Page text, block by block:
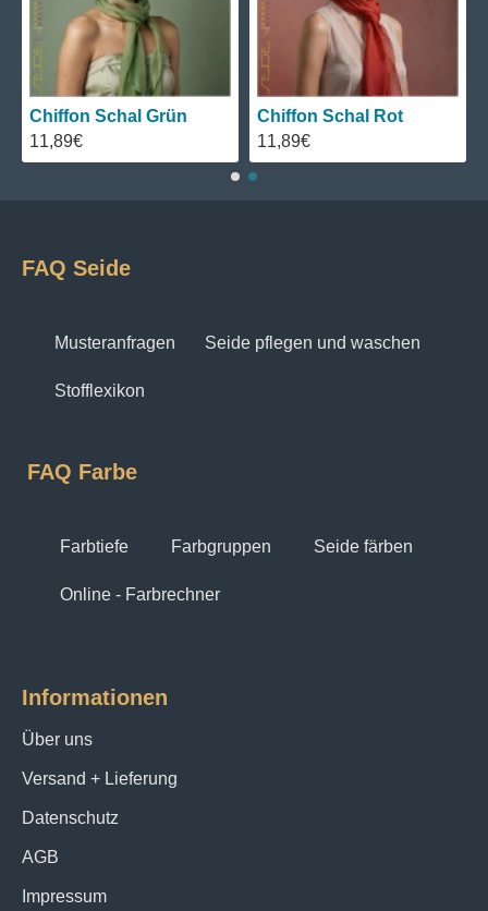
Chiffon Schal Grün
11,89€
Chiffon Schal Rot
11,89€
FAQ Seide
Musteranfragen Seide pflegen und waschen
Stofflexikon
FAQ Farbe
Farbtiefe Farbgruppen Seide färben
Online - Farbrechner
Informationen
Über uns
Versand + Lieferung
Datenschutz
AGB
Impressum